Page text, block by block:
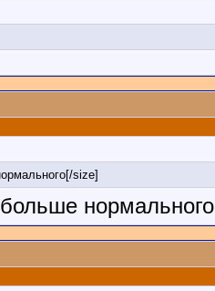
size]
нормального